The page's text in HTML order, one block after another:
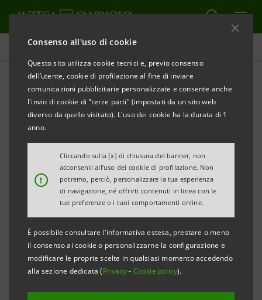
Consenso all'uso di cookie
Questo sito utilizza cookie tecnici e, previo consenso
dell’utente, cookie di profilazione al fine di inviare
comunicazioni pubblicitarie personalizzate e consente anche
l'invio di cookie di "terze parti" (impostati da un sito web
diverso da quello visitato). L'uso dei cookie ha la durata di 1
anno.
!
Cliccando sulla [x] di chiusura del banner, non
acconsenti all’uso dei cookie di profilazione. Non
potremo, perciò, personalizzare la tua esperienza
di navigazione, né offrirti contenuti in linea con le
tue preferenze o i tuoi comportamenti online.
È possibile consultare l'informativa estesa, prestare o meno
il consenso ai cookie o personalizzarne la configurazione e
modificare le proprie scelte in qualsiasi momento accedendo
alla sezione dedicata (Privacy- Cookie policy).
Tutti gli eventi sostenuti dalla banca
CULTURA
Intesa Sanpaolo al 37°
Torino Film Festival